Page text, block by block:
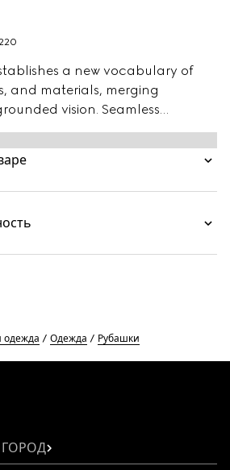
a new vocabulary of
and materials, merging
vision. Seamless
zip fastenings reflect
that redefine a new wave
with a lighter feel and a
одежда Одежда Рубашки
ГОРОД